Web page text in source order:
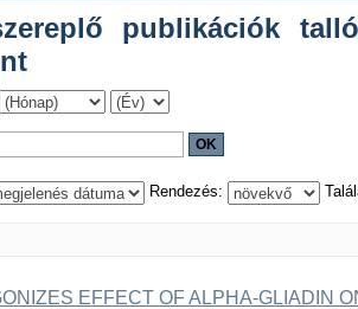
publikációk
Rendezés:
EFFECT OF ALPHA-GLIADIN